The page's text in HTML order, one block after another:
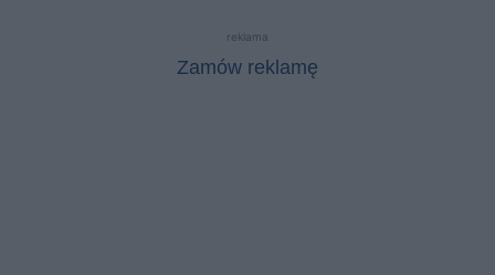
reklama
Zamów reklamę